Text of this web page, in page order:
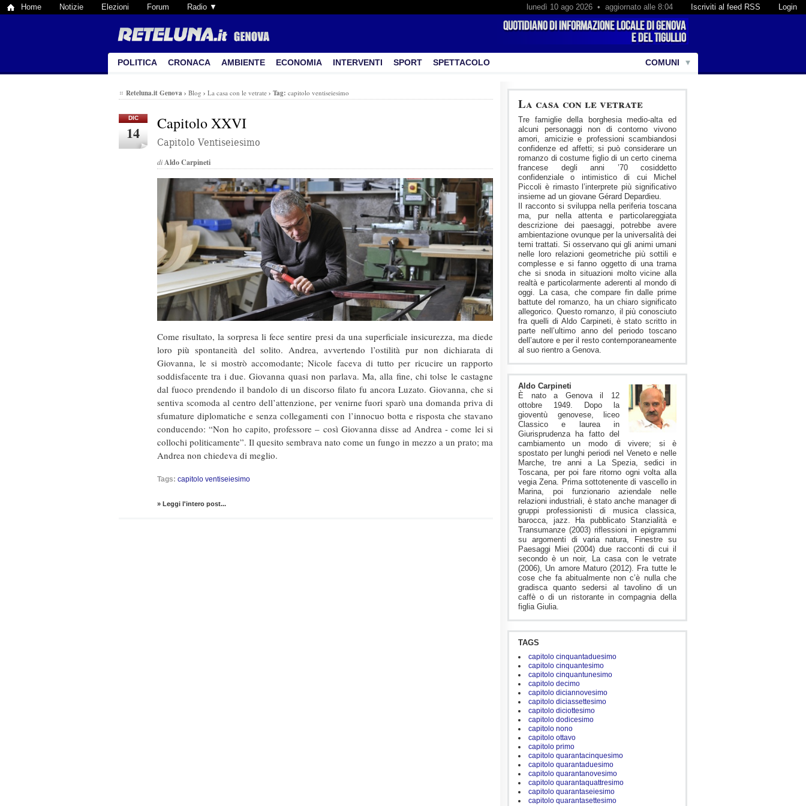
Home Notizie Elezioni Forum Radio ▼ Login
Iscriviti al feed RSS
lunedì 10 ago 2026 • aggiornato alle 8:04
POLITICA CRONACA AMBIENTE ECONOMIA INTERVENTI SPORT SPETTACOLO COMUNI
La casa con le vetrate
Tre famiglie della borghesia medio-alta ed
alcuni personaggi non di contorno vivono
amori, amicizie e professioni scambiandosi
confidenze ed affetti; si può considerare un
romanzo di costume figlio di un certo cinema
francese degli anni ’70 cosiddetto
confidenziale o intimistico di cui Michel
Piccoli è rimasto l’interprete più significativo
insieme ad un giovane Gérard Depardieu.
Il racconto si sviluppa nella periferia toscana
ma, pur nella attenta e particolareggiata
descrizione dei paesaggi, potrebbe avere
ambientazione ovunque per la universalità dei
temi trattati. Si osservano qui gli animi umani
nelle loro relazioni geometriche più sottili e
complesse e si fanno oggetto di una trama
che si snoda in situazioni molto vicine alla
realtà e particolarmente aderenti al mondo di
oggi. La casa, che compare fin dalle prime
battute del romanzo, ha un chiaro significato
allegorico. Questo romanzo, il più conosciuto
fra quelli di Aldo Carpineti, è stato scritto in
parte nell’ultimo anno del periodo toscano
dell’autore e per il resto contemporaneamente
al suo rientro a Genova.
Aldo Carpineti
È nato a Genova il 12
ottobre 1949. Dopo la
gioventù genovese, liceo
Classico e laurea in
Giurisprudenza ha fatto del
cambiamento un modo di vivere; si è
spostato per lunghi periodi nel Veneto e nelle
Marche, tre anni a La Spezia, sedici in
Toscana, per poi fare ritorno ogni volta alla
vegia Zena. Prima sottotenente di vascello in
Marina, poi funzionario aziendale nelle
relazioni industriali, è stato anche manager di
gruppi professionisti di musica classica,
barocca, jazz. Ha pubblicato Stanzialità e
Transumanze (2003) riflessioni in epigrammi
su argomenti di varia natura, Finestre su
Paesaggi Miei (2004) due racconti di cui il
secondo è un noir, La casa con le vetrate
(2006), Un amore Maturo (2012). Fra tutte le
cose che fa abitualmente non c’è nulla che
gradisca quanto sedersi al tavolino di un
caffè o di un ristorante in compagnia della
figlia Giulia.
TAGS
capitolo cinquantaduesimo
capitolo cinquantesimo
capitolo cinquantunesimo
capitolo decimo
capitolo diciannovesimo
capitolo diciassettesimo
capitolo diciottesimo
capitolo dodicesimo
capitolo nono
capitolo ottavo
capitolo primo
capitolo quarantacinquesimo
capitolo quarantaduesimo
capitolo quarantanovesimo
capitolo quarantaquattresimo
capitolo quarantaseiesimo
capitolo quarantasettesimo
Reteluna.it Genova › Blog › La casa con le vetrate › Tag: capitolo ventiseiesimo
DIC
14 Capitolo XXVI
Capitolo Ventiseiesimo
diAldo Carpineti
Come risultato, la sorpresa li fece sentire presi da una superficiale insicurezza, ma diede
loro più spontaneità del solito. Andrea, avvertendo l’ostilità pur non dichiarata di
Giovanna, le si mostrò accomodante; Nicole faceva di tutto per ricucire un rapporto
soddisfacente tra i due. Giovanna quasi non parlava. Ma, alla fine, chi tolse le castagne
dal fuoco prendendo il bandolo di un discorso filato fu ancora Luzato. Giovanna, che si
sentiva scomoda al centro dell’attenzione, per venirne fuori sparò una domanda priva di
sfumature diplomatiche e senza collegamenti con l’innocuo botta e risposta che stavano
conducendo: “Non ho capito, professore – così Giovanna disse ad Andrea - come lei si
collochi politicamente”. Il quesito sembrava nato come un fungo in mezzo a un prato; ma
Andrea non chiedeva di meglio.
Tags: capitolo ventiseiesimo
» Leggi l'intero post...